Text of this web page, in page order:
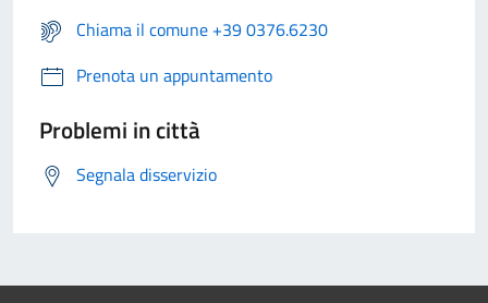
Chiama il comune +39 0376.6230
Prenota un appuntamento
Problemi in città
Segnala disservizio